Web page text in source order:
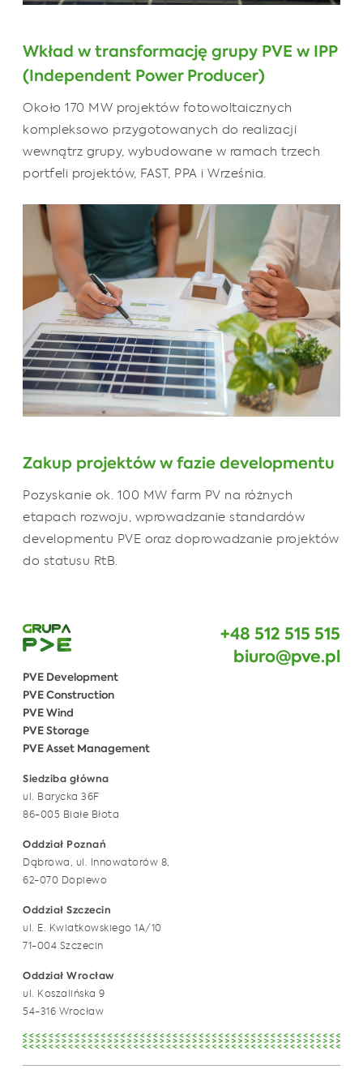
Wkład w transformację grupy PVE w IPP
(Independent Power Producer)
Około 170 MW projektów fotowoltaicznych
kompleksowo przygotowanych do realizacji
wewnątrz grupy, wybudowane w ramach trzech
portfeli projektów, FAST, PPA i Września.
Zakup projektów w fazie developmentu
Pozyskanie ok. 100 MW farm PV na różnych
etapach rozwoju, wprowadzanie standardów
developmentu PVE oraz doprowadzanie projektów
do statusu RtB.
+48 512 515 515
biuro@pve.pl
PVE Development
PVE Construction
PVE Wind
PVE Storage
PVE Asset Management
Siedziba główna
ul. Barycka 36F
86-005 Białe Błota
Oddział Poznań
Dąbrowa, ul. Innowatorów 8,
62-070 Dopiewo
Oddział Szczecin
ul. E. Kwiatkowskiego 1A/10
71-004 Szczecin
Oddział Wrocław
ul. Koszalińska 9
54-316 Wrocław